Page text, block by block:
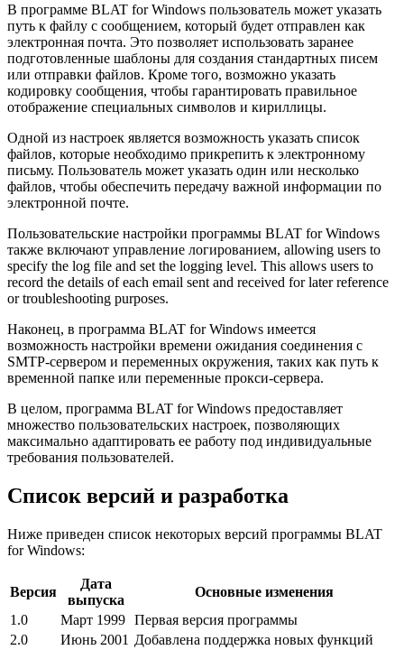
В программе BLAT for Windows пользователь может указать
путь к файлу с сообщением, который будет отправлен как
электронная почта. Это позволяет использовать заранее
подготовленные шаблоны для создания стандартных писем
или отправки файлов. Кроме того, возможно указать
кодировку сообщения, чтобы гарантировать правильное
отображение специальных символов и кириллицы.
Одной из настроек является возможность указать список
файлов, которые необходимо прикрепить к электронному
письму. Пользователь может указать один или несколько
файлов, чтобы обеспечить передачу важной информации по
электронной почте.
Пользовательские настройки программы BLAT for Windows
также включают управление логированием, allowing users to
specify the log file and set the logging level. This allows users to
record the details of each email sent and received for later reference
or troubleshooting purposes.
Наконец, в программа BLAT for Windows имеется
возможность настройки времени ожидания соединения с
SMTP-сервером и переменных окружения, таких как путь к
временной папке или переменные прокси-сервера.
В целом, программа BLAT for Windows предоставляет
множество пользовательских настроек, позволяющих
максимально адаптировать ее работу под индивидуальные
требования пользователей.
Список версий и разработка
Ниже приведен список некоторых версий программы BLAT
for Windows:
Версия
Дата
выпуска
Основные изменения
1.0
Март 1999 Первая версия программы
2.0
Июнь 2001 Добавлена поддержка новых функций